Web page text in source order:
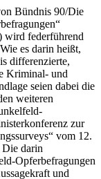
Bündnis 90/Die
wird federführend
es darin heißt,
differenzierte,
Kriminal- und
seien dabei die
weiteren
zur
vom 12.
Die darin
Opferbefragungen
und